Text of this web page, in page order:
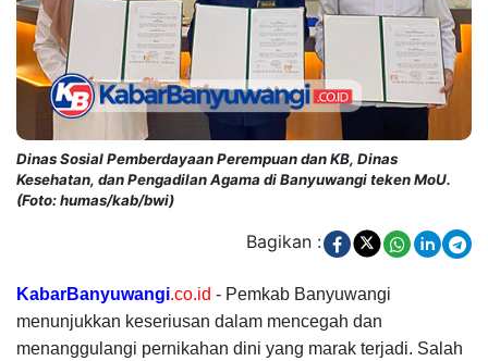
Dinas Sosial Pemberdayaan Perempuan dan KB, Dinas
Kesehatan, dan Pengadilan Agama di Banyuwangi teken MoU.
(Foto: humas/kab/bwi)
Bagikan :
KabarBanyuwangi.co.id - Pemkab Banyuwangi
menunjukkan keseriusan dalam mencegah dan
menanggulangi pernikahan dini yang marak terjadi. Salah